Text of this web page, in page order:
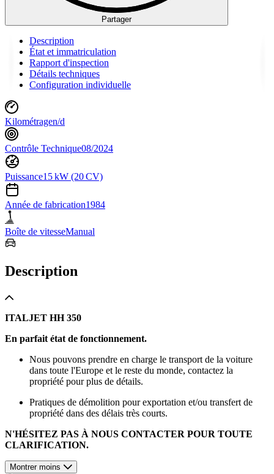
Partager
Description
État et immatriculation
Rapport d'inspection
Détails techniques
Configuration individuelle
Kilométragen/d
Contrôle Technique08/2024
Puissance15 kW (20 CV)
Année de fabrication1984
Boîte de vitesseManual
Description
ITALJET HH 350
En parfait état de fonctionnement.
Nous pouvons prendre en charge le transport de la voiture
dans toute l'Europe et le reste du monde, contactez la
propriété pour plus de détails.
Pratiques de démolition pour exportation et/ou transfert de
propriété dans des délais très courts.
N'HÉSITEZ PAS À NOUS CONTACTER POUR TOUTE
CLARIFICATION.
Montrer moins